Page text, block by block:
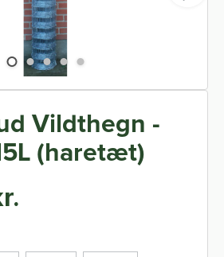
Vildthegn -
(haretæt)